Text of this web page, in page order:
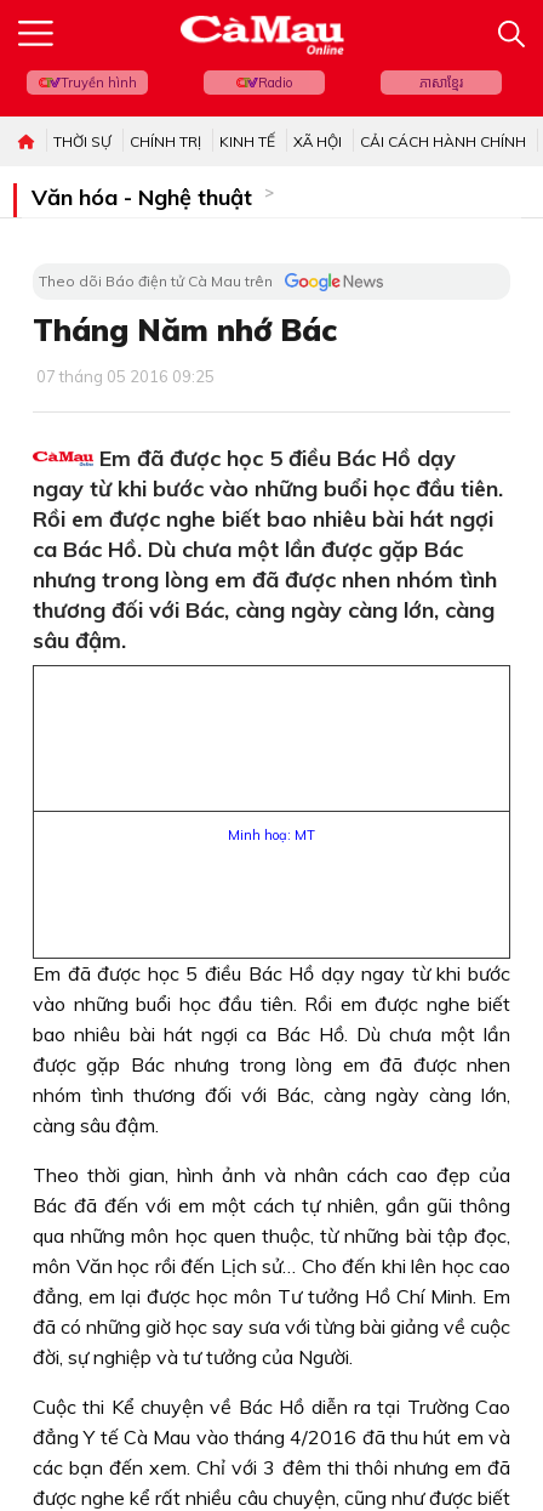
Truyền hình Radio ភាសាខ្មែរ
THỜI SỰ CHÍNH TRỊ KINH TẾ XÃ HỘI CẢI CÁCH HÀNH CHÍNH
Văn hóa - Nghệ thuật
Theo dõi Báo điện tử Cà Mau trên
Tháng Năm nhớ Bác
07 tháng 05 2016 09:25
Em đã được học 5 điều Bác Hồ dạy
ngay từ khi bước vào những buổi học đầu tiên.
Rồi em được nghe biết bao nhiêu bài hát ngợi
ca Bác Hồ. Dù chưa một lần được gặp Bác
nhưng trong lòng em đã được nhen nhóm tình
thương đối với Bác, càng ngày càng lớn, càng
sâu đậm.
Minh hoạ: MT
Em đã được học 5 điều Bác Hồ dạy ngay từ khi bước
vào những buổi học đầu tiên. Rồi em được nghe biết
bao nhiêu bài hát ngợi ca Bác Hồ. Dù chưa một lần
được gặp Bác nhưng trong lòng em đã được nhen
nhóm tình thương đối với Bác, càng ngày càng lớn,
càng sâu đậm.
Theo thời gian, hình ảnh và nhân cách cao đẹp của
Bác đã đến với em một cách tự nhiên, gần gũi thông
qua những môn học quen thuộc, từ những bài tập đọc,
môn Văn học rồi đến Lịch sử… Cho đến khi lên học cao
đẳng, em lại được học môn Tư tưởng Hồ Chí Minh. Em
đã có những giờ học say sưa với từng bài giảng về cuộc
đời, sự nghiệp và tư tưởng của Người.
Cuộc thi Kể chuyện về Bác Hồ diễn ra tại Trường Cao
đẳng Y tế Cà Mau vào tháng 4/2016 đã thu hút em và
các bạn đến xem. Chỉ với 3 đêm thi thôi nhưng em đã
được nghe kể rất nhiều câu chuyện, cũng như được biết